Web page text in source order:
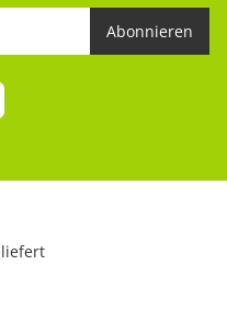
Abonnieren